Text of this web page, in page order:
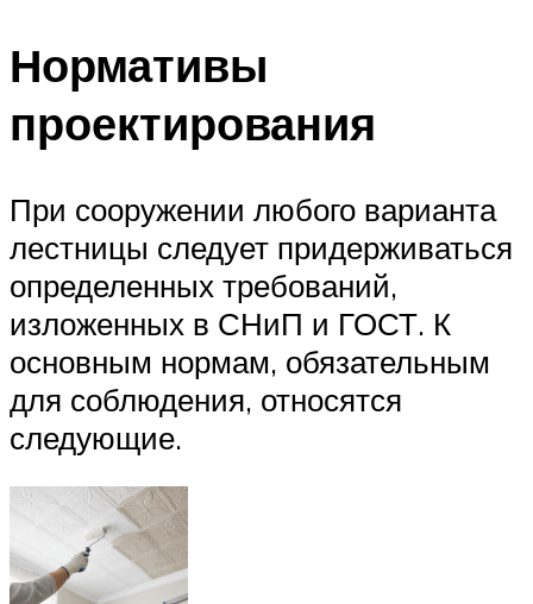
Нормативы
проектирования
При сооружении любого варианта
лестницы следует придерживаться
определенных требований,
изложенных в СНиП и ГОСТ. К
основным нормам, обязательным
для соблюдения, относятся
следующие.